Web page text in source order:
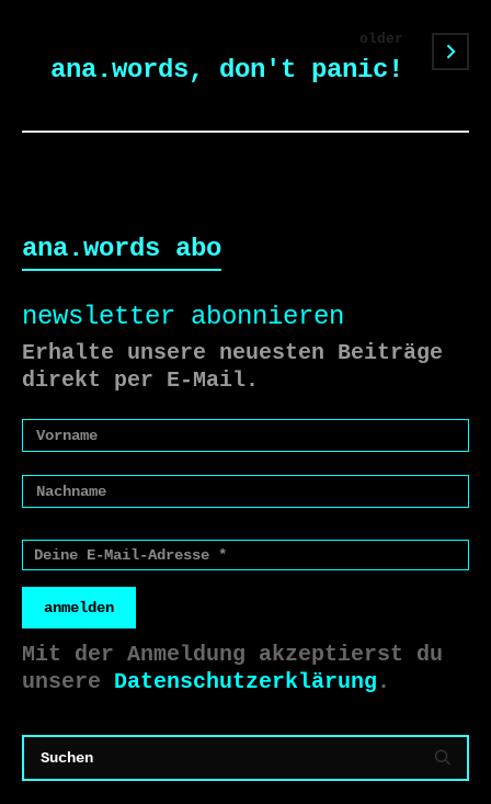
older
ana.words, don't panic!
ana.words abo
newsletter abonnieren
Erhalte unsere neuesten Beiträge
direkt per E-Mail.
anmelden
Mit der Anmeldung akzeptierst du
unsere Datenschutzerklärung .